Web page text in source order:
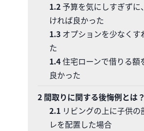
1.2予算を気にしすぎずに
ければ良かった
1.3オプションを少なくす
た
1.4住宅ローンで借りる額
良かった
2間取りに関する後悔例とは？
2.1リビングの上に子供の
レを配置した場合